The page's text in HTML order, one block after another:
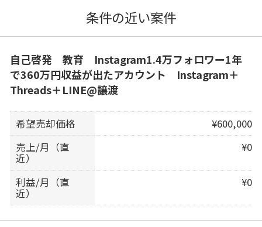
条件の近い案件
自己啓発 教育 Instagram1.4万フォロワー1年
で360万円収益が出たアカウント Instagram＋
Threads＋LINE@譲渡
希望売却価格
¥600,000
売上/月（直
近）
¥0
利益/月（直
近）
¥0